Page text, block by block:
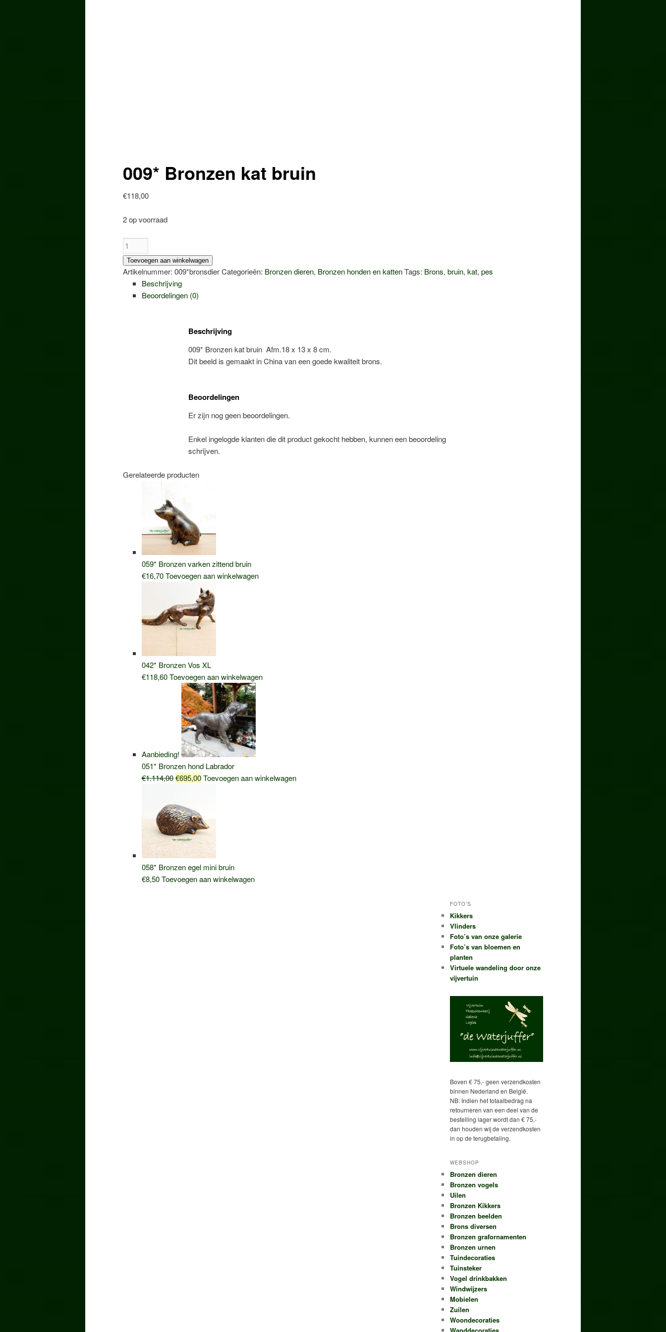
009* Bronzen kat bruin
€118,00
2 op voorraad
009*
Bronzen
kat
Toevoegen aan winkelwagen
Artikelnummer: 009*bronsdierCategorieën: Bronzen dieren, Bronzen honden en kattenTags: Brons, bruin, kat, pes
Beschrijving
Beoordelingen (0)
Beschrijving
009* Bronzen kat bruin Afm.18 x 13 x 8 cm.
Dit beeld is gemaakt in China van een goede kwaliteit brons.
Beoordelingen
Er zijn nog geen beoordelingen.
Enkel ingelogde klanten die dit product gekocht hebben, kunnen een beoordeling
schrijven.
Gerelateerde producten
059* Bronzen varken zittend bruin
€16,70 Toevoegen aan winkelwagen
042* Bronzen Vos XL
€118,60 Toevoegen aan winkelwagen
Aanbieding!
051* Bronzen hond Labrador
€1.114,00 Oorspronkelijke
€1.114,00.
€695,00Huidige
€695,00.
Toevoegen aan winkelwagen
058* Bronzen egel mini bruin
€8,50 Toevoegen aan winkelwagen
FOTO’S
Kikkers
Vlinders
Foto’s van onze galerie
Foto’s van bloemen en
planten
Virtuele wandeling door onze
vijvertuin
Boven € 75,- geen verzendkosten
binnen Nederland en België.
NB: Indien het totaalbedrag na
retourneren van een deel van de
bestelling lager wordt dan € 75,-
dan houden wij de verzendkosten
in op de terugbetaling.
WEBSHOP
Bronzen dieren
Bronzen vogels
Uilen
Bronzen Kikkers
Bronzen beelden
Brons diversen
Bronzen grafornamenten
Bronzen urnen
Tuindecoraties
Tuinsteker
Vogel drinkbakken
Windwijzers
Mobielen
Zuilen
Woondecoraties
Wanddecoraties